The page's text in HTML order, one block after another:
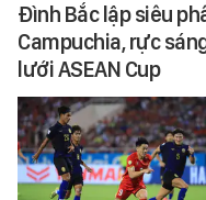
Đình Bắc lập siêu
Campuchia, rực
lưới ASEAN Cup